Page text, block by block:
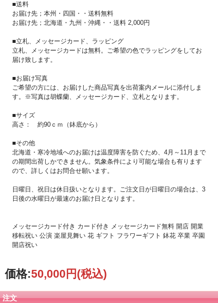
大輪の胡蝶蘭です。どのようなシーンにも最適な赤リップ色の胡蝶蘭です。輪数
が60輪前後の一本当たりの輪数が最も多い最高級クラスです。
胡蝶蘭は森田洋蘭園様で丹精込めて育てられた一級品です。こちらの生産者様
人として、また胡蝶蘭のオリジナル品種から苗作りまで、輸入物の約倍の期間を
かけて国産にこだわりぬいた胡蝶蘭を生産されています。
年、1998年）を受賞、毎年東京ドームで行われる「世界らん展日本大賞」では、
ブルーリボン賞（トロフィー賞）※最高位、胡蝶蘭部門では1997年、2005年、
2009年、2015年、カトレア部門では1992年に受賞した実績を誇ります。
お届けにつきましては、ご注文日から2営業日目以降となります。お急ぎの場合
は、可能な限り対応させて頂きますので、事前に電話でご確認願います。
■送料
お届け先；本州・四国・・送料無料
お届け先；北海道・九州・沖縄・・送料 2,000円
■立札、メッセージカード、ラッピング
立札、メッセージカードは無料。ご希望の色でラッピングをしてお
届け致します。
■お届け写真
ご希望の方には、お届けした商品写真を出荷案内メールに添付しま
す。※写真は胡蝶蘭、メッセージカード、立札となります。
■サイズ
高さ： 約90ｃｍ（鉢底から）
■その他
北海道・寒冷地域へのお届けは温度障害を防ぐため、4月～11月まで
の期間出荷しかできません。気象条件により可能な場合も有ります
ので、詳しくはお問合せ願います。
日曜日、祝日は休日扱いとなります。ご注文日が日曜日の場合は、3
日後の水曜日が最速のお届け日となります。
メッセージカード付き カード付き メッセージカード無料 開店 開業
移転祝い 公演 楽屋見舞い 花 ギフト フラワーギフト 鉢花 卒業 卒園
開店祝い
価格:50,000円(税込)
注文